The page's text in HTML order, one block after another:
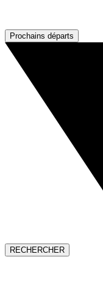
Prochains départs
RECHERCHER